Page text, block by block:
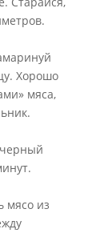
Хорошо
мяса,
мясо из